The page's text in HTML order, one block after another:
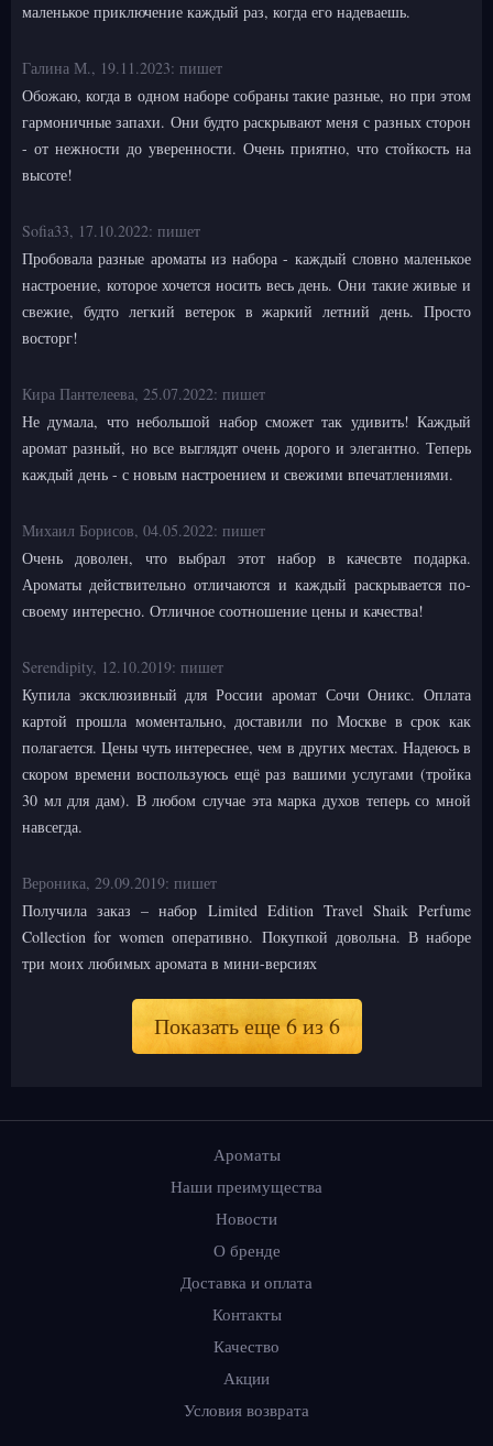
маленькое приключение каждый раз, когда его надеваешь.
Галина М., 19.11.2023: пишет
Обожаю, когда в одном наборе собраны такие разные, но при этом
гармоничные запахи. Они будто раскрывают меня с разных сторон
- от нежности до уверенности. Очень приятно, что стойкость на
высоте!
Sofia33, 17.10.2022: пишет
Пробовала разные ароматы из набора - каждый словно маленькое
настроение, которое хочется носить весь день. Они такие живые и
свежие, будто легкий ветерок в жаркий летний день. Просто
восторг!
Кира Пантелеева, 25.07.2022: пишет
Не думала, что небольшой набор сможет так удивить! Каждый
аромат разный, но все выглядят очень дорого и элегантно. Теперь
каждый день - с новым настроением и свежими впечатлениями.
Михаил Борисов, 04.05.2022: пишет
Очень доволен, что выбрал этот набор в качесвте подарка.
Ароматы действительно отличаются и каждый раскрывается по-
своему интересно. Отличное соотношение цены и качества!
Serendipity, 12.10.2019: пишет
Купила эксклюзивный для России аромат Сочи Оникс. Оплата
картой прошла моментально, доставили по Москве в срок как
полагается. Цены чуть интереснее, чем в других местах. Надеюсь в
скором времени воспользуюсь ещё раз вашими услугами (тройка
30 мл для дам). В любом случае эта марка духов теперь со мной
навсегда.
Вероника, 29.09.2019: пишет
Получила заказ – набор Limited Edition Travel Shaik Perfume
Collection for women оперативно. Покупкой довольна. В наборе
три моих любимых аромата в мини-версиях
Показать еще 6 из 6
Ароматы
Наши преимущества
Новости
О бренде
Доставка и оплата
Контакты
Качество
Акции
Условия возврата